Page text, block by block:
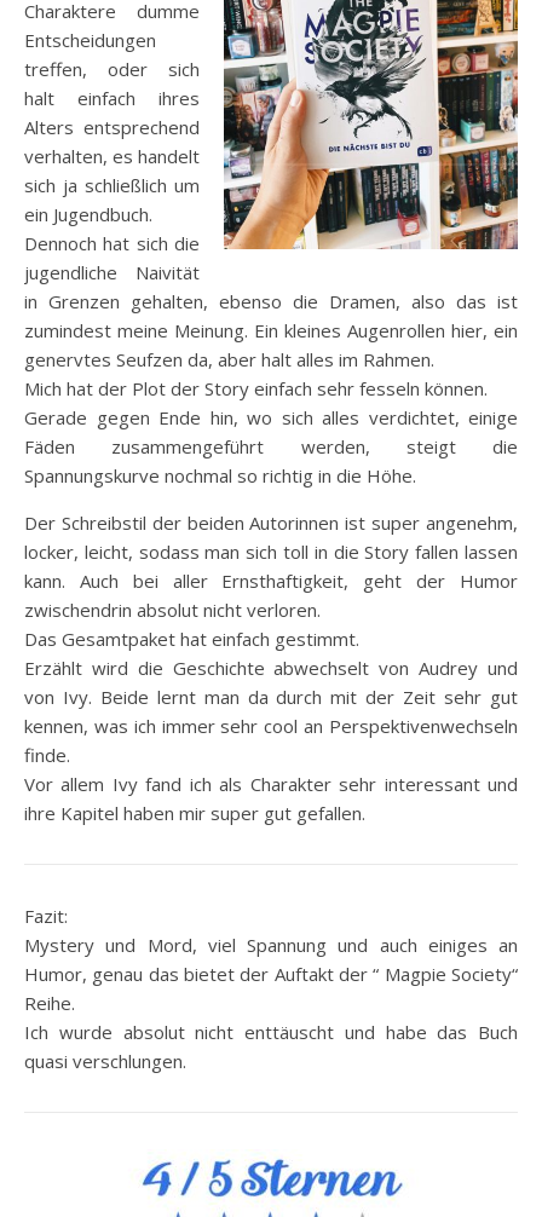
Charaktere dumme
Entscheidungen
treffen, oder sich
halt einfach ihres
Alters entsprechend
verhalten, es handelt
sich ja schließlich um
ein Jugendbuch.
Dennoch hat sich die
jugendliche Naivität
in Grenzen gehalten, ebenso die Dramen, also das ist
zumindest meine Meinung. Ein kleines Augenrollen hier, ein
genervtes Seufzen da, aber halt alles im Rahmen.
Mich hat der Plot der Story einfach sehr fesseln können.
Gerade gegen Ende hin, wo sich alles verdichtet, einige
Fäden zusammengeführt werden, steigt die
Spannungskurve nochmal so richtig in die Höhe.
Der Schreibstil der beiden Autorinnen ist super angenehm,
locker, leicht, sodass man sich toll in die Story fallen lassen
kann. Auch bei aller Ernsthaftigkeit, geht der Humor
zwischendrin absolut nicht verloren.
Das Gesamtpaket hat einfach gestimmt.
Erzählt wird die Geschichte abwechselt von Audrey und
von Ivy. Beide lernt man da durch mit der Zeit sehr gut
kennen, was ich immer sehr cool an Perspektivenwechseln
finde.
Vor allem Ivy fand ich als Charakter sehr interessant und
ihre Kapitel haben mir super gut gefallen.
Fazit:
Mystery und Mord, viel Spannung und auch einiges an
Humor, genau das bietet der Auftakt der “ Magpie Society“
Reihe.
Ich wurde absolut nicht enttäuscht und habe das Buch
quasi verschlungen.